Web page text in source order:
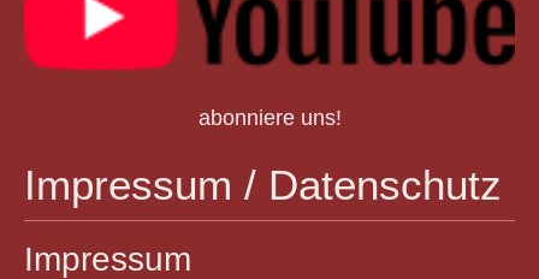
abonniere uns!
Impressum / Datenschutz
Impressum